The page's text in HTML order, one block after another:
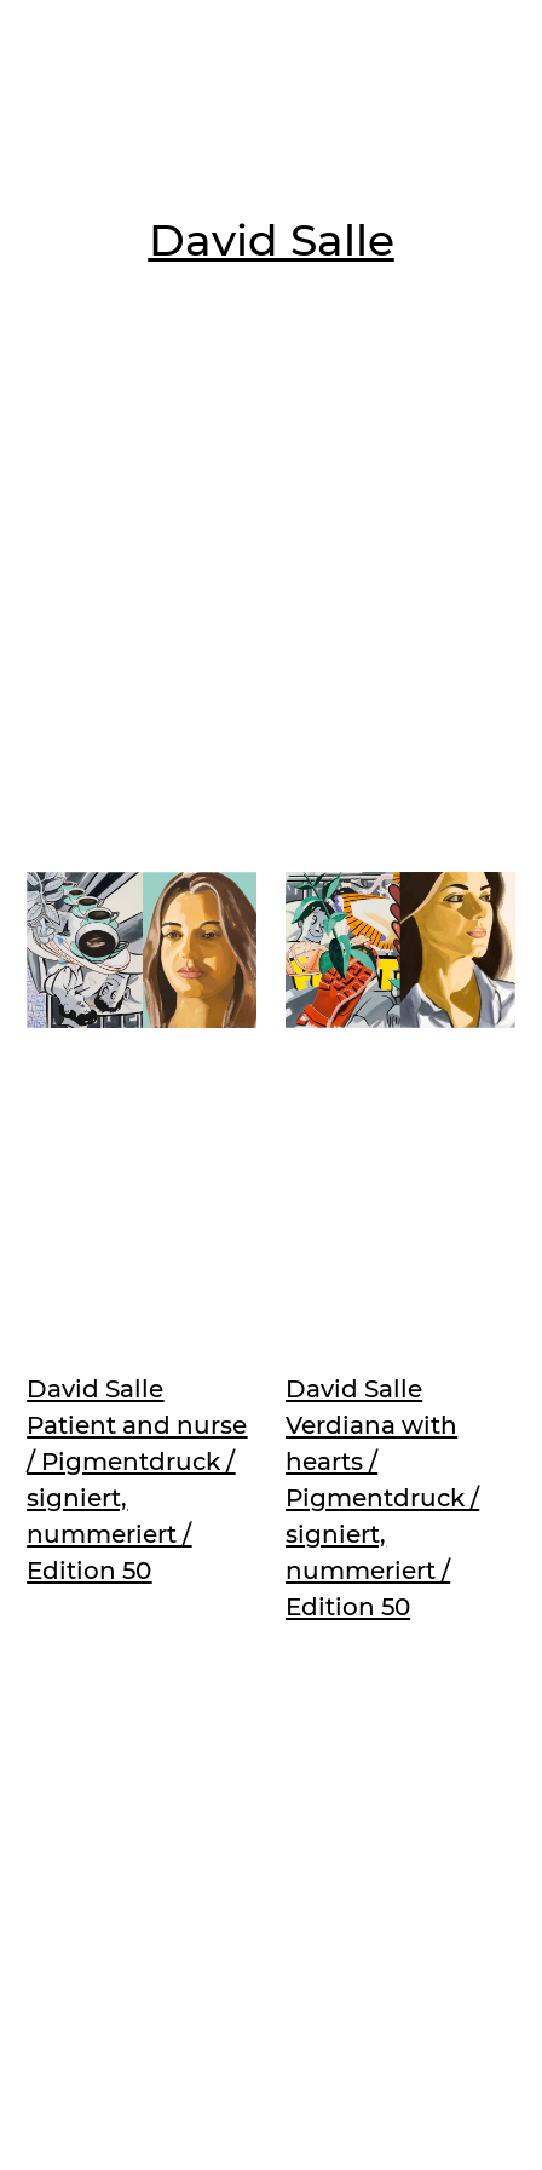
David Salle
David Salle
Patient and nurse
/ Pigmentdruck /
signiert,
nummeriert /
Edition 50
David Salle
Verdiana with
hearts /
Pigmentdruck /
signiert,
nummeriert /
Edition 50